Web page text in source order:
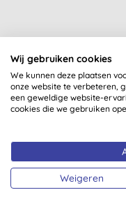
4,0
Great lips moisturizer,
than banana
Wij gebruiken cookies
We kunnen deze plaatsen
onze website te verbeteren,
een geweldige website-
cookies die we gebruiken
Weigeren